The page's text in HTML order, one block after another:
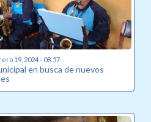
19, 2024 - 08:57
en busca de nuevos